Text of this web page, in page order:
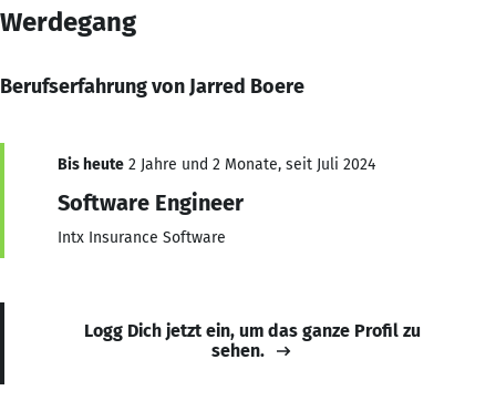
Werdegang
Berufserfahrung von Jarred Boere
Bis heute 2 Jahre und 2 Monate, seit Juli 2024
Software Engineer
Intx Insurance Software
Logg Dich jetzt ein, um das ganze Profil zu
sehen.